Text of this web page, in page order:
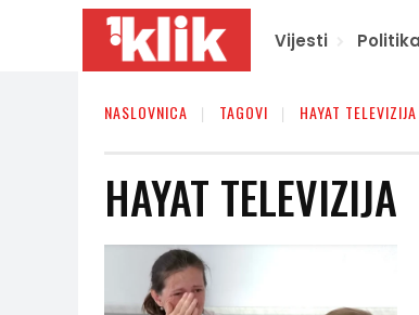
Vijesti Politika
NASLOVNICA TAGOVI HAYAT TELEVIZIJA
HAYAT TELEVIZIJA